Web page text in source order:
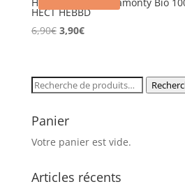
HECT HEBBD
6,90€ Le
était :
6,90€.
3,90€Le
est :
3,90€.
Recherche
Panier
Votre panier est vide.
Articles récents